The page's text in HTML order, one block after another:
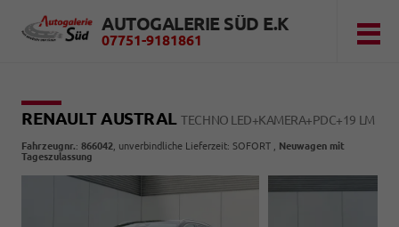
AUTOGALERIE SÜD E.K
07751-9181861
RENAULT AUSTRALTECHNO LED+KAMERA+PDC+19 LM
Fahrzeugnr.: 866042 , unverbindliche Lieferzeit: SOFORT , Neuwagen mit
Tageszulassung